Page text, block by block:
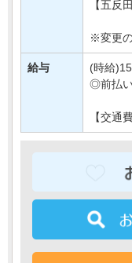
【五
※変更
給与
(時給
◎前払い
【交通